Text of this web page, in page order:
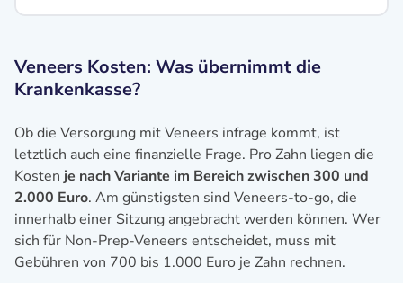
Veneers Kosten: Was übernimmt die
Krankenkasse?
Ob die Versorgung mit Veneers infrage kommt, ist
letztlich auch eine finanzielle Frage. Pro Zahn liegen die
Kosten je nach Variante im Bereich zwischen 300 und
2.000 Euro. Am günstigsten sind Veneers-to-go, die
innerhalb einer Sitzung angebracht werden können. Wer
sich für Non-Prep-Veneers entscheidet, muss mit
Gebühren von 700 bis 1.000 Euro je Zahn rechnen.